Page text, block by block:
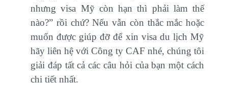
nhưng visa Mỹ còn hạn thì phải làm thế
nào?” rồi chứ? Nếu vẫn còn thắc mắc hoặc
muốn được giúp đỡ để xin visa du lịch Mỹ
hãy liên hệ với Công ty CAF nhé, chúng tôi
giải đáp tất cả các câu hỏi của bạn một cách
chi tiết nhất.